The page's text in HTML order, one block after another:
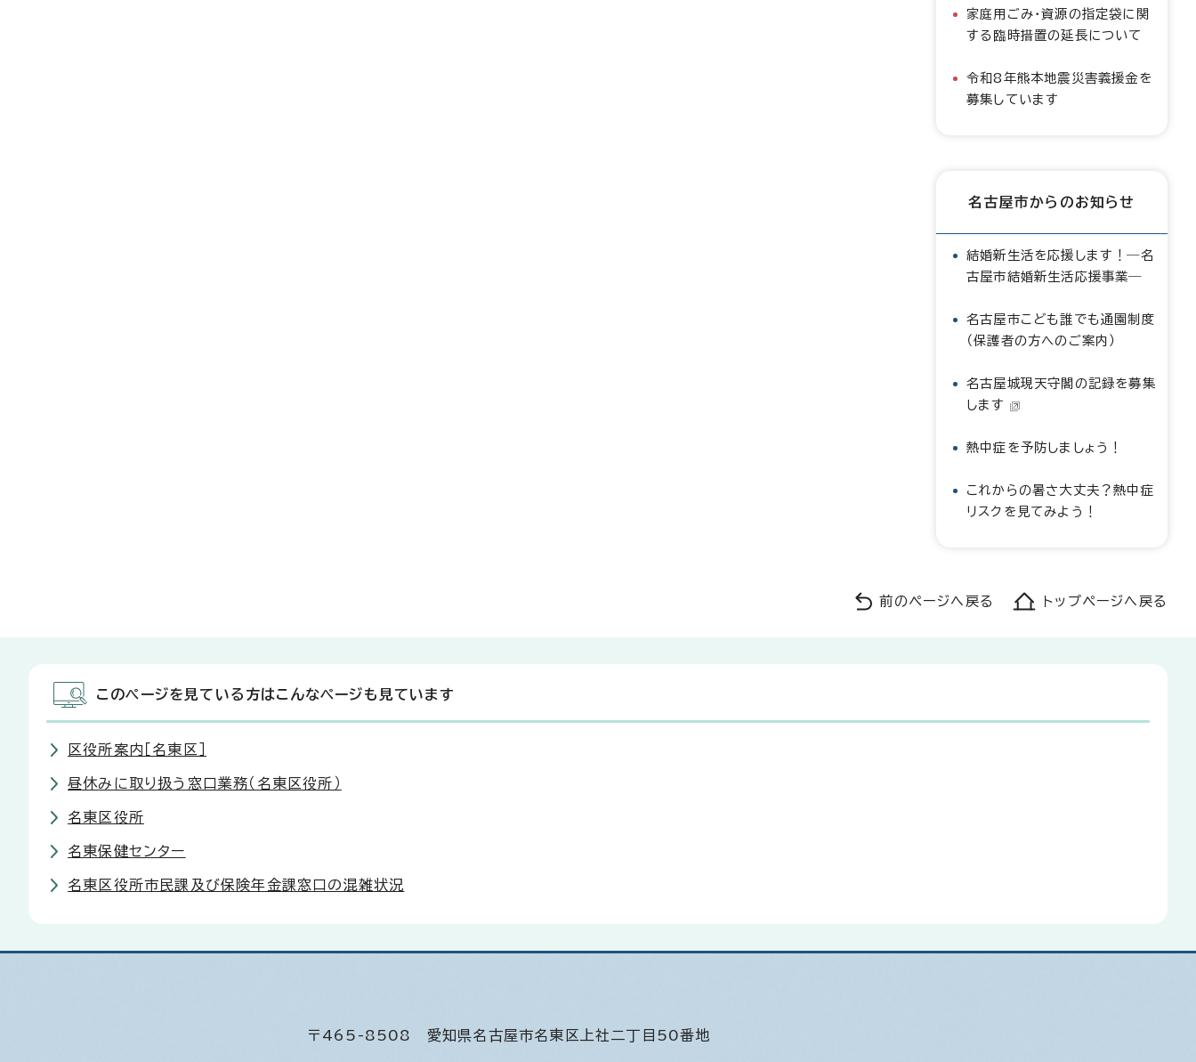
家庭用ごみ・資源の指定袋に関
する臨時措置の延長について
令和8年熊本地震災害義援金を
募集しています
名古屋市からのお知らせ
結婚新生活を応援します！―名
古屋市結婚新生活応援事業―
名古屋市こども誰でも通園制度
（保護者の方へのご案内）
名古屋城現天守閣の記録を募集
します
熱中症を予防しましょう！
これからの暑さ大丈夫？熱中症
リスクを見てみよう！
前のページへ戻る トップページへ戻る
このページを見ている方はこんなページも見ています
区役所案内［名東区］
昼休みに取り扱う窓口業務（名東区役所）
名東区役所
名東保健センター
名東区役所市民課及び保険年金課窓口の混雑状況
〒465-8508 愛知県名古屋市名東区上社二丁目50番地